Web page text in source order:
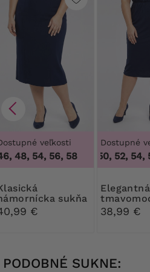
veľkosti
48, 54, 56, 58
sukňa
prešívaním
€
Dostupné
46, 48, 50, 52, 54,
Elegantná
sukňa
38,99 €
PODOBNÉ SUKNE: